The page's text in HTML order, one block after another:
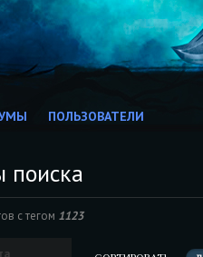
ПОЛЬЗОВАТЕЛИ
поиска
с тегом 1123